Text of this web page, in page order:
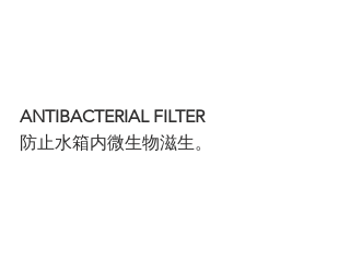
ANTIBACTERIAL FILTER
防止水箱内微生物滋生。